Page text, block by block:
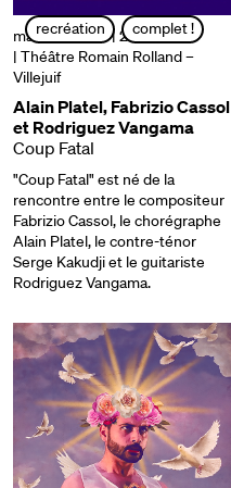
recréation complet !
mardi 25 mars | 20h30
| Théâtre Romain Rolland –
Villejuif
Alain Platel, Fabrizio Cassol
et Rodriguez Vangama
Coup Fatal
"Coup Fatal" est né de la
rencontre entre le compositeur
Fabrizio Cassol, le chorégraphe
Alain Platel, le contre-ténor
Serge Kakudji et le guitariste
Rodriguez Vangama.